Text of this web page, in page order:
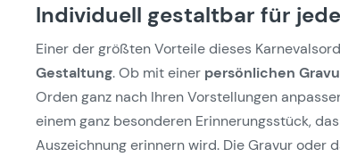
Individuell gestaltbar für
Einer der größten Vorteile dieses
Gestaltung. Ob mit einer persönlichen
Orden ganz nach Ihren Vorstellungen
einem ganz besonderen Erinnerungsstück,
Auszeichnung erinnern wird. Die Gravur oder